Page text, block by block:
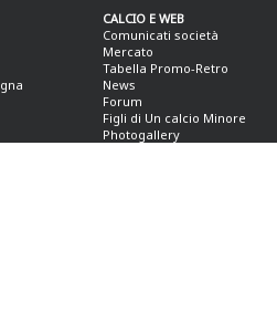
CALCIO E WEB
Comunicati società
Mercato
Tabella Promo-Retro
News
Forum
Figli di Un calcio Minore
Photogallery